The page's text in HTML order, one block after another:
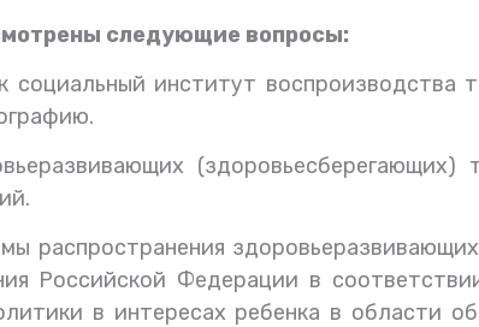
следующие вопросы:
социальный институт воспроизводства
(здоровьесберегающих)
распространения здоровьеразвивающих
Российской Федерации в
в интересах ребенка в области